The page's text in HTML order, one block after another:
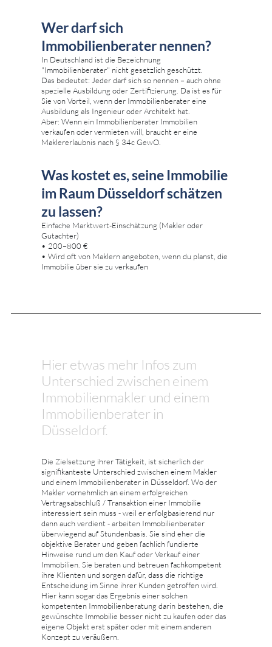
Wer darf sich
Immobilienberater nennen?
In Deutschland ist die Bezeichnung
"Immobilienberater" nicht gesetzlich geschützt.
Das bedeutet: Jeder darf sich so nennen – auch ohne
spezielle Ausbildung oder Zertifizierung. Da ist es für
Sie von Vorteil, wenn der Immobilienberater eine
Ausbildung als Ingenieur oder Architekt hat.
Aber: Wenn ein Immobilienberater Immobilien
verkaufen oder vermieten will, braucht er eine
Maklererlaubnis nach § 34c GewO.
Was kostet es, seine Immobilie
im Raum Düsseldorf schätzen
zu lassen?
Einfache Marktwert-Einschätzung (Makler oder
Gutachter)
• 200–800 €
• Wird oft von Maklern angeboten, wenn du planst, die
Immobilie über sie zu verkaufen
Hier etwas mehr Infos zum
Unterschied zwischen einem
Immobilienmakler und einem
Immobilienberater in
Düsseldorf.
Die Zielsetzung ihrer Tätigkeit, ist sicherlich der
signifikanteste Unterschied zwischen einem Makler
und einem Immobilienberater in Düsseldorf. Wo der
Makler vornehmlich an einem erfolgreichen
Vertragsabschluß / Transaktion einer Immobilie
interessiert sein muss - weil er erfolgbasierend nur
dann auch verdient - arbeiten Immobilienberater
überwiegend auf Stundenbasis. Sie sind eher die
objektive Berater und geben fachlich fundierte
Hinweise rund um den Kauf oder Verkauf einer
Immobilien. Sie beraten und betreuen fachkompetent
ihre Klienten und sorgen dafür, dass die richtige
Entscheidung im Sinne ihrer Kunden getroffen wird.
Hier kann sogar das Ergebnis einer solchen
kompetenten Immobilienberatung darin bestehen, die
gewünschte Immobilie besser nicht zu kaufen oder das
eigene Objekt erst später oder mit einem anderen
Konzept zu veräußern.